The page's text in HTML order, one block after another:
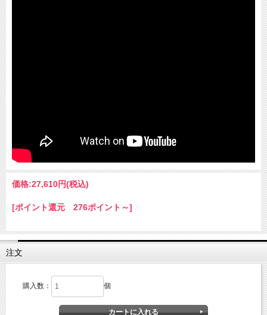
価格:27,610円(税込)
[ポイント還元 276ポイント～]
注文
購入数： 個